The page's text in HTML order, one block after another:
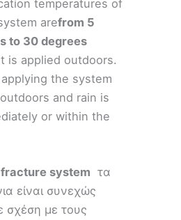
temperatures of
arefrom 5
to 30 degrees
is applied outdoors.
the system
and rain is
or within the
system τα
είναι συνεχώς
σχέση με τους